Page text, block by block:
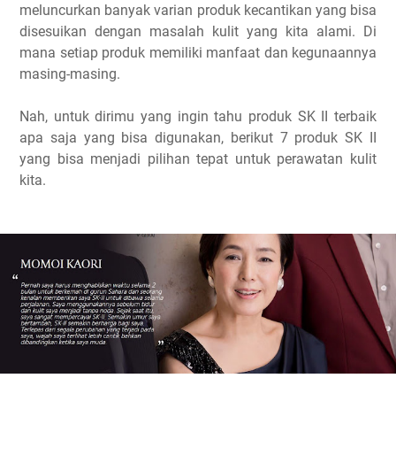
meluncurkan banyak varian produk kecantikan yang bisa
disesuikan dengan masalah kulit yang kita alami. Di
mana setiap produk memiliki manfaat dan kegunaannya
masing-masing.
Nah, untuk dirimu yang ingin tahu produk SK II terbaik
apa saja yang bisa digunakan, berikut 7 produk SK II
yang bisa menjadi pilihan tepat untuk perawatan kulit
kita.